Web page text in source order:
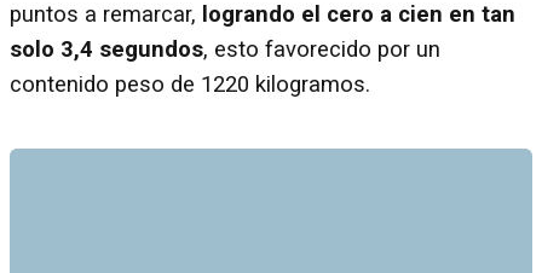
puntos a remarcar, logrando el cero a cien en tan
solo 3,4 segundos, esto favorecido por un
contenido peso de 1220 kilogramos.